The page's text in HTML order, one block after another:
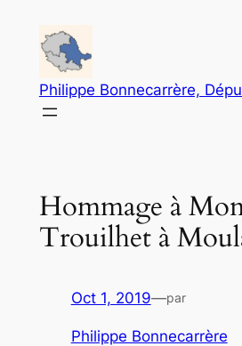
contenu
Philippe Bonnecarrère,
Hommage à
Trouilhet à
Oct 1, 2019—par
Philippe Bonnecarrère